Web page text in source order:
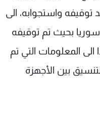
واستجوابه، الى
بحيث تم توقيفه
المعلومات التي تم
بين الأجهزة